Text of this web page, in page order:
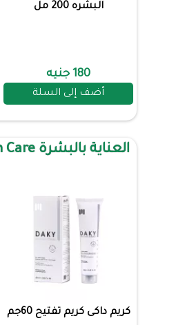
البشره 200 مل
180 جنيه
أضف إلى السلة
العناية بالبشرة Skin Care
كريم داكى كريم تفتيح 60جم